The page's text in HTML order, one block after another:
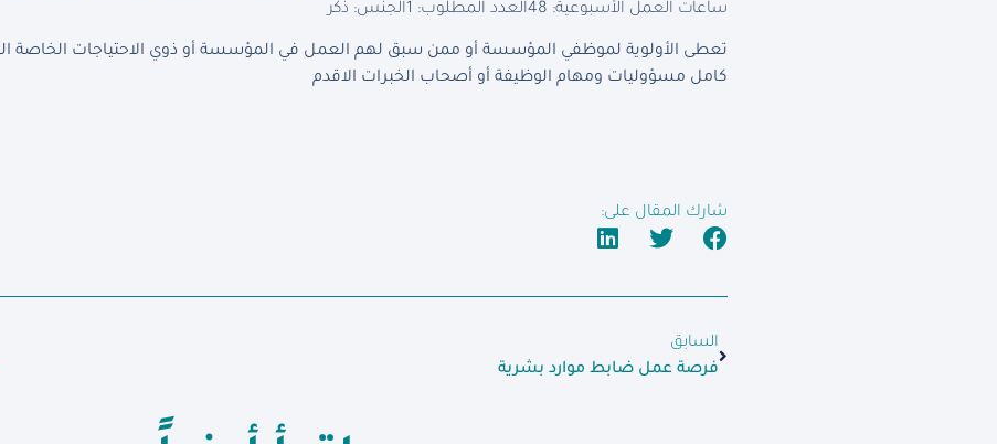
ساعات العمل الأسبوعية: 48
العدد المطلوب: 1 الجنس: ذكر
تعطى الأولوية لموظفي المؤسسة أو ممن سبق لهم العمل في المؤسسة أو ذوي الاحتياجات الخاصة
كامل مسؤوليات ومهام الوظيفة أو أصحاب الخبرات الاقدم
شارك المقال على:
السابق
فرصة عمل ضابط موارد بشرية